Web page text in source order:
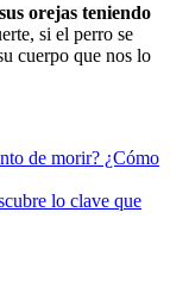
orejas teniendo
si el perro se
cuerpo que nos lo
de morir? ¿Cómo
lo clave que